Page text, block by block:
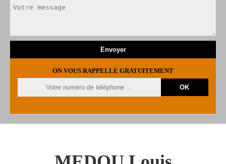
ON VOUS RAPPELLE GRATUITEMENT